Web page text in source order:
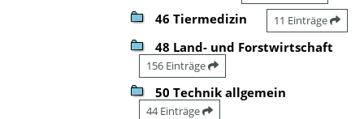
46 Tiermedizin 11 Einträge
48 Land- und Forstwirtschaft
156 Einträge
50 Technik allgemein
44 Einträge